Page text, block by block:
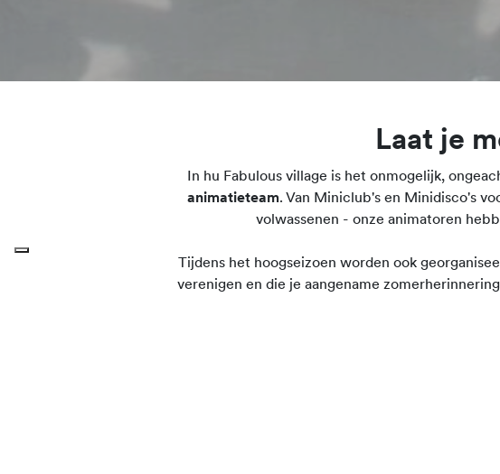
Laat je
In hu Fabulous village is het onmogelijk,
animatieteam. Van Miniclub's en Minidisco's
volwassenen - onze animatoren
Tijdens het hoogseizoen worden ook
verenigen en die je aangename